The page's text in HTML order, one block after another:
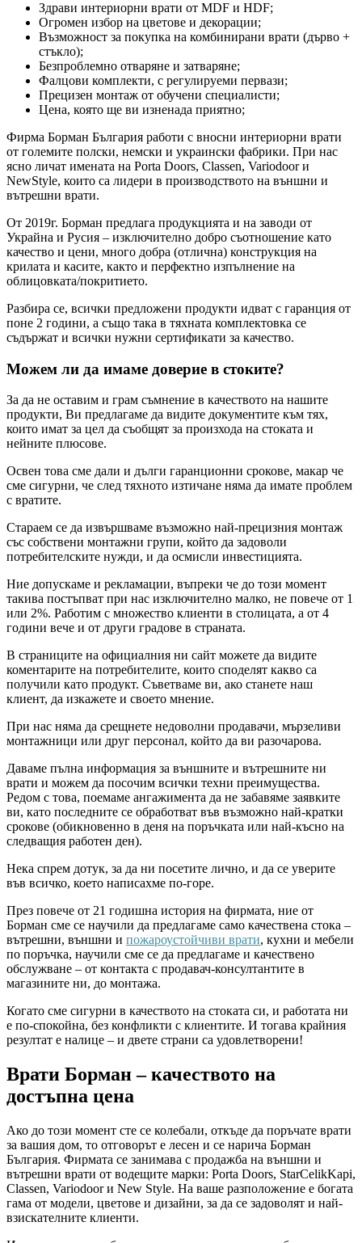
Здрави интериорни врати от MDF и HDF;
Огромен избор на цветове и декорации;
Възможност за покупка на комбинирани врати (дърво +
стъкло);
Безпроблемно отваряне и затваряне;
Фалцови комплекти, с регулируеми первази;
Прецизен монтаж от обучени специалисти;
Цена, която ще ви изненада приятно;
Фирма Борман България работи с вносни интериорни врати
от големите полски, немски и украински фабрики. При нас
ясно личат имената на Porta Doors, Classen, Variodoor и
NewStyle, които са лидери в производството на външни и
вътрешни врати.
От 2019г. Борман предлага продукцията и на заводи от
Украйна и Русия – изключително добро съотношение като
качество и цени, много добра (отлична) конструкция на
крилата и касите, както и перфектно изпълнение на
облицовката/покритието.
Разбира се, всички предложени продукти идват с гаранция от
поне 2 години, а също така в тяхната комплектовка се
съдържат и всички нужни сертификати за качество.
Можем ли да имаме доверие в стоките?
За да не оставим и грам съмнение в качеството на нашите
продукти, Ви предлагаме да видите документите към тях,
които имат за цел да съобщят за произхода на стоката и
нейните плюсове.
Освен това сме дали и дълги гаранционни срокове, макар че
сме сигурни, че след тяхното изтичане няма да имате проблем
с вратите.
Стараем се да извършваме възможно най-прецизния монтаж
със собствени монтажни групи, който да задоволи
потребителските нужди, и да осмисли инвестицията.
Ние допускаме и рекламации, въпреки че до този момент
такива постъпват при нас изключително малко, не повече от 1
или 2%. Работим с множество клиенти в столицата, а от 4
години вече и от други градове в страната.
В страниците на официалния ни сайт можете да видите
коментарите на потребителите, които споделят какво са
получили като продукт. Съветваме ви, ако станете наш
клиент, да изкажете и своето мнение.
При нас няма да срещнете недоволни продавачи, мързеливи
монтажници или друг персонал, който да ви разочарова.
Даваме пълна информация за външните и вътрешните ни
врати и можем да посочим всички техни преимущества.
Редом с това, поемаме ангажимента да не забавяме заявките
ви, като последните се обработват във възможно най-кратки
срокове (обикновенно в деня на поръчката или най-късно на
следващия работен ден).
Нека спрем дотук, за да ни посетите лично, и да се уверите
във всичко, което написахме по-горе.
През повече от 21 годишна история на фирмата, ние от
Борман сме се научили да предлагаме само качествена стока –
вътрешни, външни и пожароустойчиви врати, кухни и мебели
по поръчка, научили сме се да предлагаме и качествено
обслужване – от контакта с продавач-консултантите в
магазините ни, до монтажа.
Когато сме сигурни в качеството на стоката си, и работата ни
е по-спокойна, без конфликти с клиентите. И тогава крайния
резултат е налице – и двете страни са удовлетворени!
Врати Борман – качеството на
достъпна цена
Ако до този момент сте се колебали, откъде да поръчате врати
за вашия дом, то отговорът е лесен и се нарича Борман
България. Фирмата се занимава с продажба на външни и
вътрешни врати от водещите марки: Porta Doors, StarCelikKapi,
Classen, Variodoor и New Style. На ваше разположение е богата
гама от модели, цветове и дизайни, за да се задоволят и най-
взискателните клиенти.